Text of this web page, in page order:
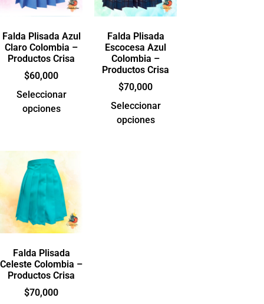
Falda Plisada Azul
Claro Colombia –
Productos Crisa
$60,000
Seleccionar
opciones
Falda Plisada
Escocesa Azul
Colombia –
Productos Crisa
$70,000
Seleccionar
opciones
Falda Plisada
Celeste Colombia –
Productos Crisa
$70,000